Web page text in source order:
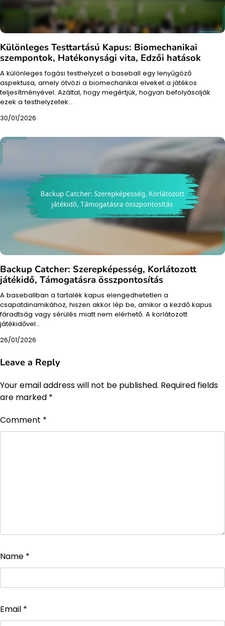
Különleges Testtartású Kapus: Biomechanikai
szempontok, Hatékonysági vita, Edzői hatások
A különleges fogási testhelyzet a baseball egy lenyűgöző
aspektusa, amely ötvözi a biomechanikai elveket a játékos
teljesítményével. Azáltal, hogy megértjük, hogyan befolyásolják
ezek a testhelyzetek…
30/01/2026
Backup Catcher: Szerepképesség, Korlátozott
játékidő, Támogatásra összpontosítás
A baseballban a tartalék kapus elengedhetetlen a
csapatdinamikához, hiszen akkor lép be, amikor a kezdő kapus
fáradtság vagy sérülés miatt nem elérhető. A korlátozott
játékidővel…
26/01/2026
Leave a Reply
Your email address will not be published. Required fields
are marked *
Comment *
Name *
Email *